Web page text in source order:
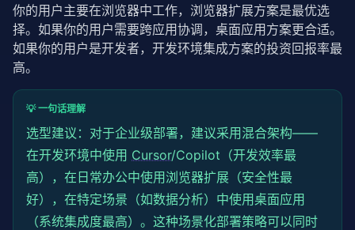
你的用户主要在浏览器中工作，浏览器扩展方案是最优选
择。如果你的用户需要跨应用协调，桌面应用方案更合适。
如果你的用户是开发者，开发环境集成方案的投资回报率最
高。
💡 一句话理解
选型建议：对于企业级部署，建议采用混合架构——
在开发环境中使用 Cursor/Copilot（开发效率最
高），在日常办公中使用浏览器扩展（安全性最
好），在特定场景（如数据分析）中使用桌面应用
（系统集成度最高）。这种场景化部署策略可以同时